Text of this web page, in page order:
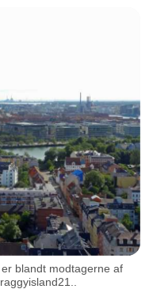
blandt modtagerne af